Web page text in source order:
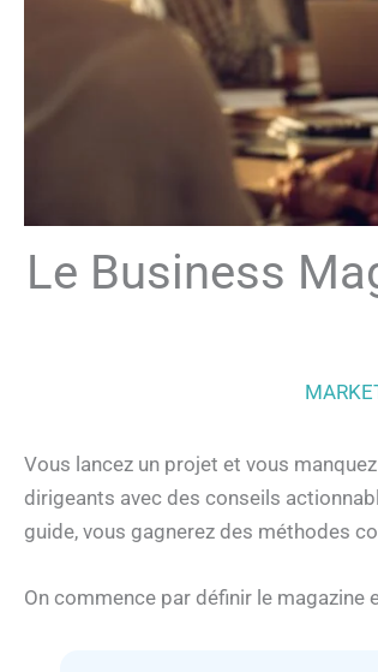
Le Business
Vous lancez un projet et vous
dirigeants avec des conseils
guide, vous gagnerez des méthodes
On commence par définir le magazine